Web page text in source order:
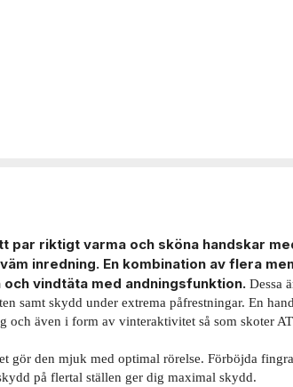
par riktigt varma och sköna handskar
inredning. En kombination av flera
vindtäta med andningsfunktion.Dessa
samt skydd under extrema påfrestningar. En
och även i form av vinteraktivitet så som skoter
gör den mjuk med optimal rörelse. Förböjda
på flertal ställen ger dig maximal skydd.